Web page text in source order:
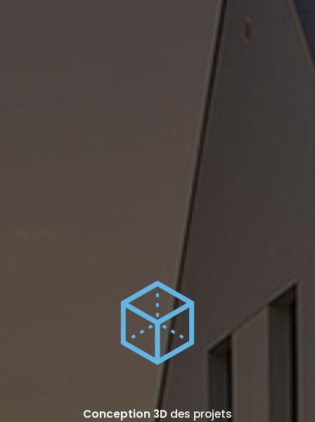
Conception 3D des projets